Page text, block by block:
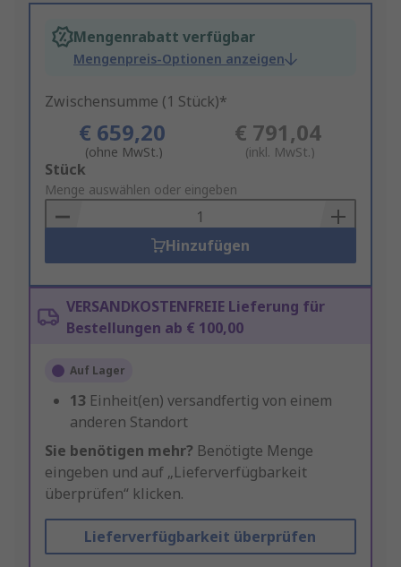
Mengenrabatt verfügbar
Mengenpreis-Optionen anzeigen
Zwischensumme (1 Stück)*
€ 659,20
(ohne MwSt.)
€ 791,04
(inkl. MwSt.)
Add
to
Basket
Stück
Menge auswählen oder eingeben
Hinzufügen
VERSANDKOSTENFREIE Lieferung für
Bestellungen ab € 100,00
Auf Lager
13 Einheit(en) versandfertig von einem
anderen Standort
Sie benötigen mehr? Benötigte Menge
eingeben und auf „Lieferverfügbarkeit
überprüfen“ klicken.
Lieferverfügbarkeit überprüfen